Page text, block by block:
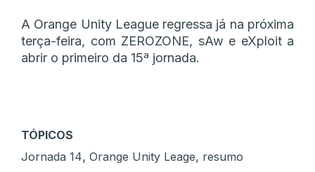
A Orange Unity League regressa já na próxima
terça-feira, com ZEROZONE, sAw e eXploit a
abrir o primeiro da 15ª jornada.
TÓPICOS
Jornada 14, Orange Unity Leage, resumo